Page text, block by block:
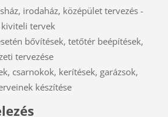
irodaház, középület tervezés -
kiviteli tervek
bővítések, tetőtér beépítések,
tervezése
csarnokok, kerítések, garázsok,
készítése